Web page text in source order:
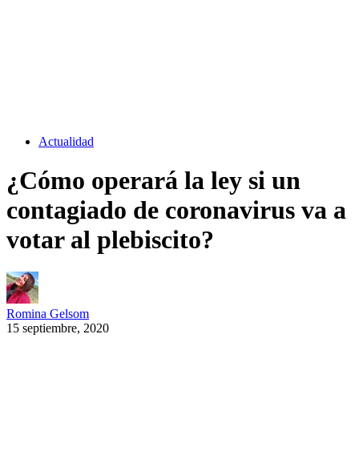
Actualidad
¿Cómo operará la ley si un
contagiado de coronavirus va a
votar al plebiscito?
Romina Gelsom
15 septiembre, 2020